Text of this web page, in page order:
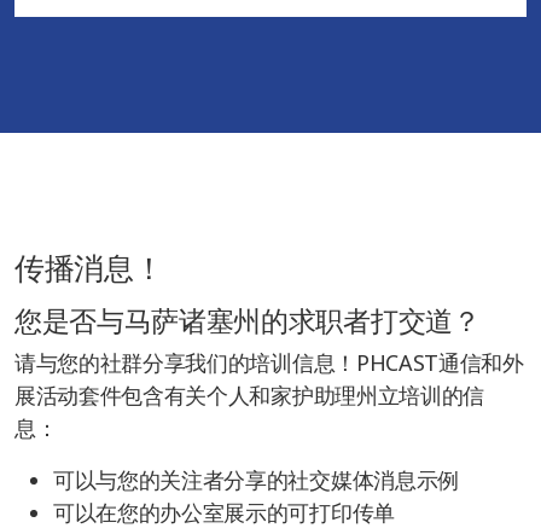
传播消息！
您是否与马萨诸塞州的求职者打交道？
请与您的社群分享我们的培训信息！PHCAST通信和外
展活动套件包含有关个人和家护助理州立培训的信
息：
可以与您的关注者分享的社交媒体消息示例
可以在您的办公室展示的可打印传单